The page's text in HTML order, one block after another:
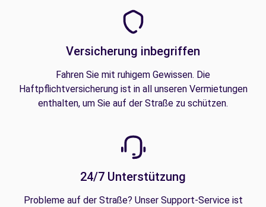
Versicherung inbegriffen
Fahren Sie mit ruhigem Gewissen. Die
Haftpflichtversicherung ist in all unseren Vermietungen
enthalten, um Sie auf der Straße zu schützen.
24/7 Unterstützung
Probleme auf der Straße? Unser Support-Service ist